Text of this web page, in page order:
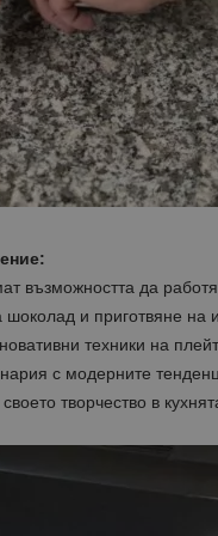
възможността да
и приготвяне на
техники на
с модерните
творчество в